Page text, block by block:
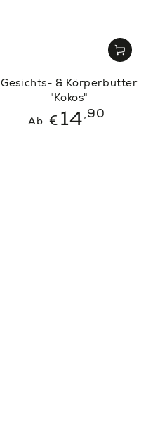
Gesichts- & Körperbutter
"Kokos"
Regulärer
Preis
Ab € 14,90